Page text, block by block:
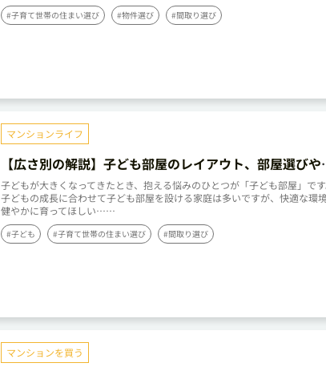
#子育て世帯の住まい選び #物件選び #間取り選び
マンションライフ
【広さ別の解説】子ども部屋のレイアウト、部屋選びや
具配置のポイント
子どもが大きくなってきたとき、抱える悩みのひとつが「子ども部屋」です
子どもの成長に合わせて子ども部屋を設ける家庭は多いですが、快適な環
健やかに育ってほしい……
#子ども #子育て世帯の住まい選び #間取り選び
マンションを買う